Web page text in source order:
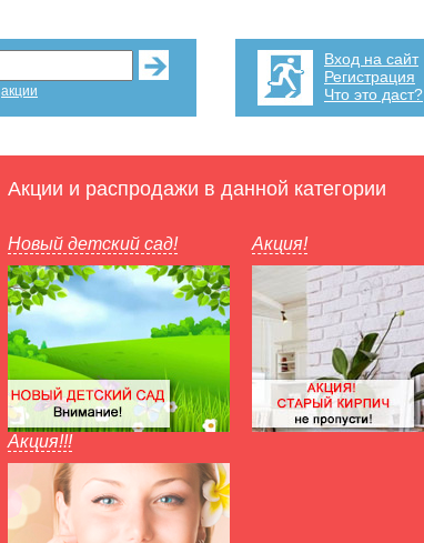
акции
Вход на сайт
Регистрация
Что это даст?
Акции и распродажи в данной категории
Новый детский сад! Акция!
Акция!!!